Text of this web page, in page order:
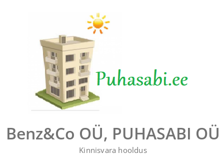
Benz&Co OÜ, PUHASABI OÜ
Kinnisvara hooldus